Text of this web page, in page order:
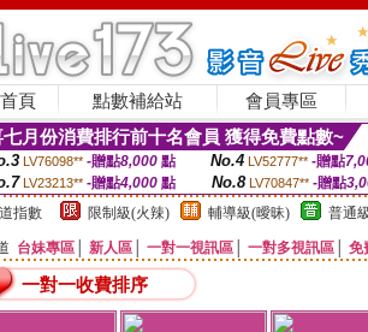
頁 點數補給站 會員專區
月份消費排行前十名會員 獲得免費點數~
LV76098** -贈點8,000點 No.4 LV52777** -贈點
LV23213** -贈點4,000 點 No.8 LV70847** -贈點
指數
限制級(火辣) 輔導級(曖昧) 普通
台妹專區 新人區 一對一視訊區 一對多視訊區 免
一對一收費排序